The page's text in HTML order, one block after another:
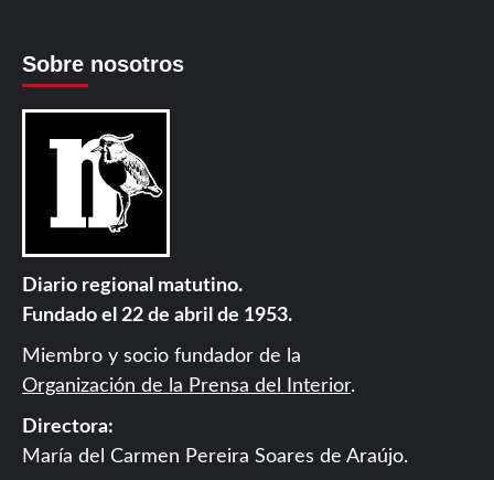
Sobre nosotros
Diario regional matutino.
Fundado el 22 de abril de 1953.
Miembro y socio fundador de la
Organización de la Prensa del Interior.
Directora:
María del Carmen Pereira Soares de Araújo.